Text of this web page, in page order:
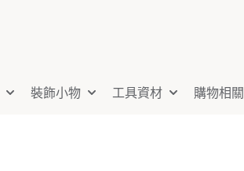
裝飾小物 工具資材 購物相關